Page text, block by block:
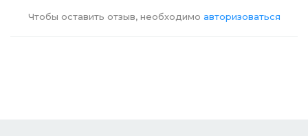
Чтобы оставить отзыв, необходимо авторизоваться